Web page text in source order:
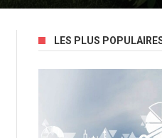
LES PLUS